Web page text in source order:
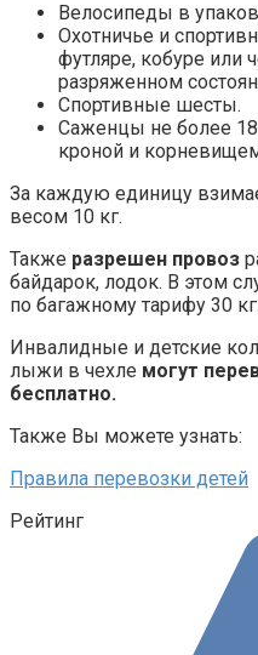
Велосипеды в
Охотничье и
футляре, кобуре или
разряженном
Спортивные шесты.
Саженцы не более
кроной и
За каждую единицу
весом 10 кг.
Также разрешен провоз
байдарок, лодок. В этом
по багажному тарифу 30 кг.
Инвалидные и детские
лыжи в чехле могут
бесплатно.
Также Вы можете узнать:
Правила перевозки детей
Рейтинг